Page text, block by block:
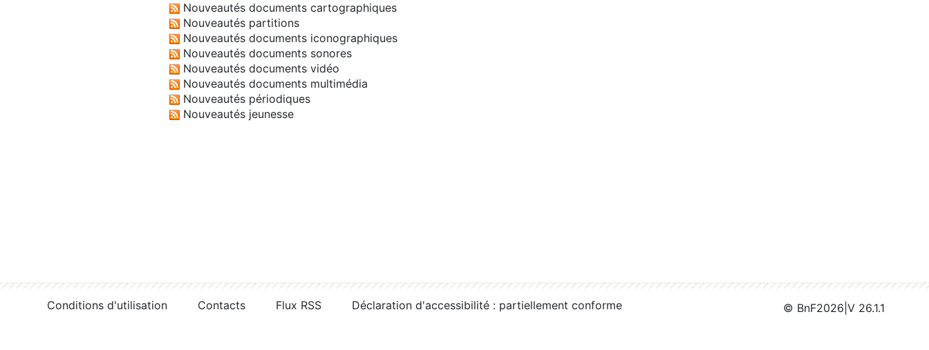
Nouveautés documents cartographiques
Nouveautés partitions
Nouveautés documents iconographiques
Nouveautés documents sonores
Nouveautés documents vidéo
Nouveautés documents multimédia
Nouveautés périodiques
Nouveautés jeunesse
Conditions d'utilisation Contacts Flux RSS Déclaration d'accessibilité : partiellement conforme © BnF2026 V 26.1.1